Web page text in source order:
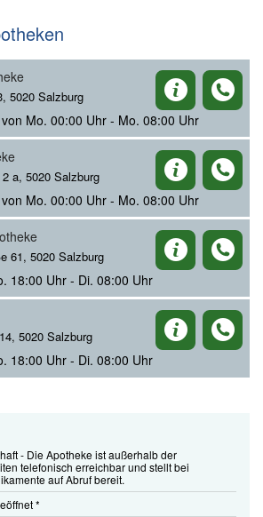
5020 Salzburg
Mo. 00:00 Uhr - Mo. 08:00 Uhr
a, 5020 Salzburg
Mo. 00:00 Uhr - Mo. 08:00 Uhr
61, 5020 Salzburg
18:00 Uhr - Di. 08:00 Uhr
5020 Salzburg
18:00 Uhr - Di. 08:00 Uhr
- Die Apotheke ist außerhalb der
telefonisch erreichbar und stellt bei
auf Abruf bereit.
*